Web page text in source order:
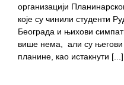
организацији
које су чинили студенти
Београда и њихови
више нема, али су његови
планине, као истакнути [...]